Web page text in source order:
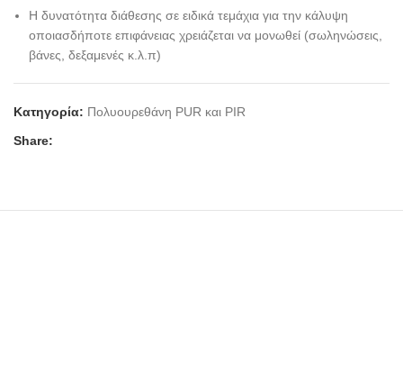
Η δυνατότητα διάθεσης σε ειδικά τεμάχια για την κάλυψη
οποιασδήποτε επιφάνειας χρειάζεται να μονωθεί (σωληνώσεις,
βάνες, δεξαμενές κ.λ.π)
Κατηγορία: Πολυουρεθάνη PUR και PIR
Share: